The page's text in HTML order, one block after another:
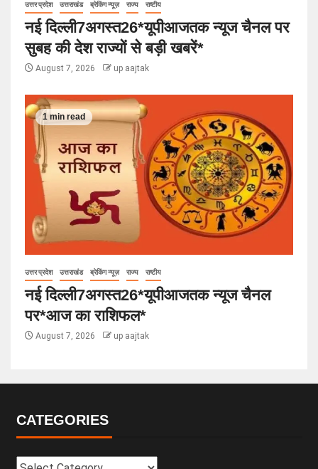
उत्तर प्रदेश उत्तराखंड ब्रेकिंग न्यूज़ राज्य राष्टीय
नई दिल्ली7अगस्त26*यूपीआजतक न्यूज चैनल पर
सुबह की देश राज्यों से बड़ी खबरें*
August 7, 2026 up aajtak
1 min read
उत्तर प्रदेश उत्तराखंड ब्रेकिंग न्यूज़ राज्य राष्टीय
नई दिल्ली7अगस्त26*यूपीआजतक न्यूज चैनल
पर*आज का राशिफल*
August 7, 2026 up aajtak
CATEGORIES